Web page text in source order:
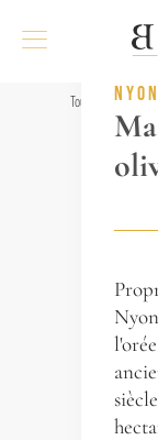
Tous les biens